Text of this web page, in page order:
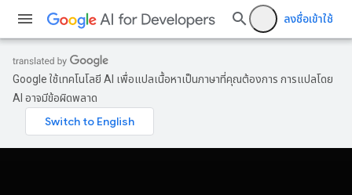
ลงชื่อเข้าใช้
Google ใช้เทคโนโลยี AI เพื่อแปลเนื้อหาเป็นภาษาที่คุณต้องการ การแปลโดย
AI อาจมีข้อผิดพลาด